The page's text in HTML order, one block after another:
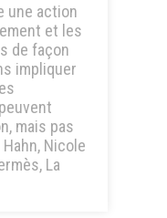
une action
et les
de façon
impliquer
mais pas
Nicole
La